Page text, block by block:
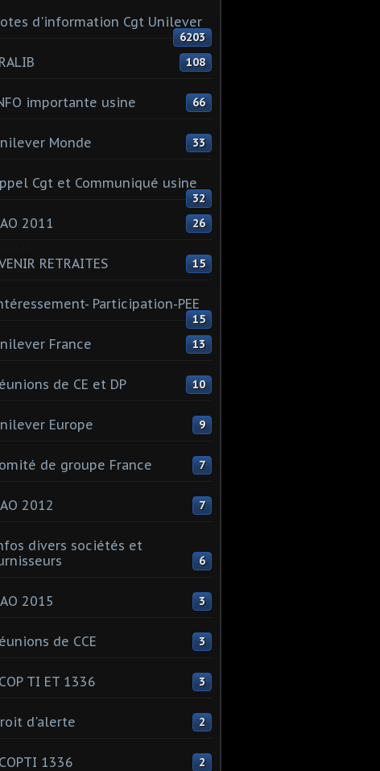
n’a
et
d'information Cgt Unilever
6203
108
importante usine 66
Monde 33
Cgt et Communiqué usine
32
2011 26
RETRAITES 15
Participation-PEE
15
France 13
de CE et DP 10
Europe 9
de groupe France 7
2012 7
divers sociétés et
6
2015 3
de CCE 3
TI ET 1336 3
d'alerte 2
1336 2